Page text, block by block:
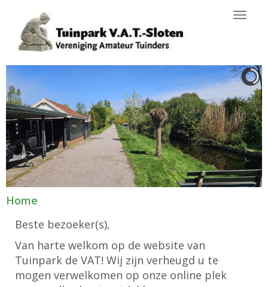
Home
Beste bezoeker(s),
Van harte welkom op de website van
Tuinpark de VAT! Wij zijn verheugd u te
mogen verwelkomen op onze online plek